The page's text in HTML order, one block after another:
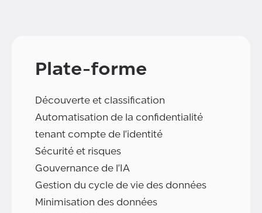
Plate-forme
Découverte et classification
Automatisation de la confidentialité
tenant compte de l'identité
Sécurité et risques
Gouvernance de l'IA
Gestion du cycle de vie des données
Minimisation des données